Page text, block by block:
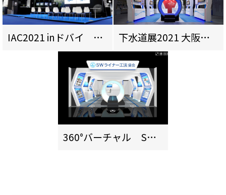
IAC2021 inドバイ JAXAブース 下水道展2021 大阪 SWライナー工法協会ブース
360°バーチャル SWライナー工法協会ブース